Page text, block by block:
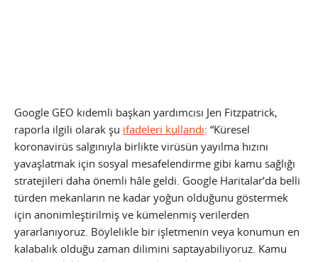
Google GEO kıdemli başkan yardımcısı Jen Fitzpatrick,
raporla ilgili olarak şu ifadeleri kullandı: “Küresel
koronavirüs salgınıyla birlikte virüsün yayılma hızını
yavaşlatmak için sosyal mesafelendirme gibi kamu sağlığı
stratejileri daha önemli hâle geldi. Google Haritalar’da belli
türden mekanların ne kadar yoğun olduğunu göstermek
için anonimleştirilmiş ve kümelenmiş verilerden
yararlanıyoruz. Böylelikle bir işletmenin veya konumun en
kalabalık olduğu zaman dilimini saptayabiliyoruz. Kamu